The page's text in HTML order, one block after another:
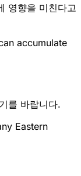
영향을 미친다고
accumulate
를 바랍니다.
Eastern